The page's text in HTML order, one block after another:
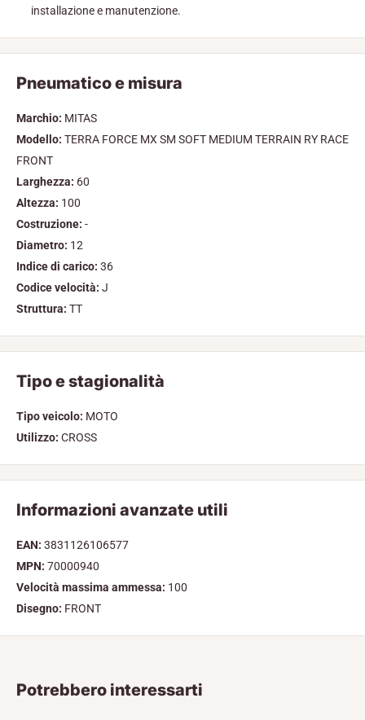
installazione e manutenzione.
Pneumatico e misura
Marchio: MITAS
Modello: TERRA FORCE MX SM SOFT MEDIUM TERRAIN RY RACE
FRONT
Larghezza: 60
Altezza: 100
Costruzione: -
Diametro: 12
Indice di carico: 36
Codice velocità: J
Struttura: TT
Tipo e stagionalità
Tipo veicolo: MOTO
Utilizzo: CROSS
Informazioni avanzate utili
EAN: 3831126106577
MPN: 70000940
Velocità massima ammessa: 100
Disegno: FRONT
Potrebbero interessarti